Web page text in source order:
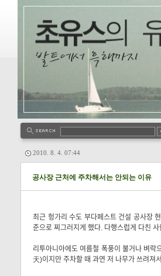
2010. 8. 4. 07:44
공사장 근처에 주차해서는 안되는 이유
최근 헝가리 수도 부다페스트 건설 공사장
준으로 찌그러지게 했다. 다행스럽게 다친
리투아니아에도 여름철 폭풍이 불거나 벼
天)이지만 주차할 때 과연 저 나무가 쓰려져